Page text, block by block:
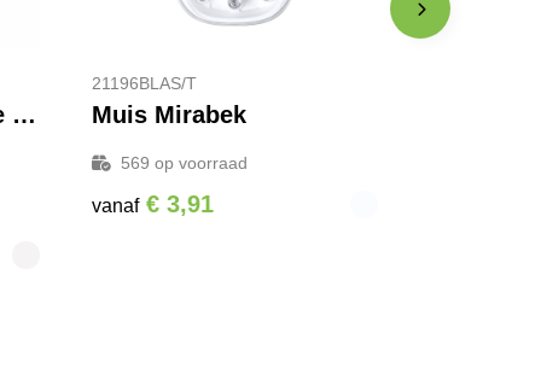
SPEED - Autovormige draadloze muis
21196BLAS/T
Muis Mirabek
569 op voorraad
vanaf € 3,91